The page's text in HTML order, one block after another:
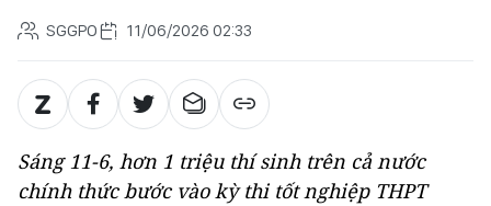
SGGPO 11/06/2026 02:33
Sáng 11-6, hơn 1 triệu thí sinh trên cả nước
chính thức bước vào kỳ thi tốt nghiệp THPT